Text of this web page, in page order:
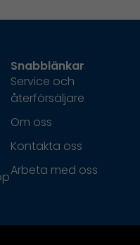
Snabblänkar
Service och
återförsäljare
Om oss
Kontakta oss
Arbeta med oss